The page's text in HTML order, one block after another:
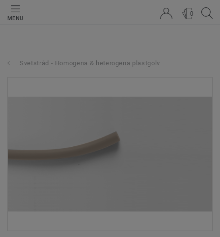
MENU
0
Svetstråd - Homogena & heterogena plastgolv